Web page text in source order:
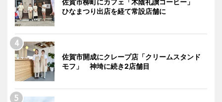
ひなまつり出店を経て常設店舗に
佐賀市開成にクレープ店「クリームスタンド
モフ」 神埼に続き2店舗目